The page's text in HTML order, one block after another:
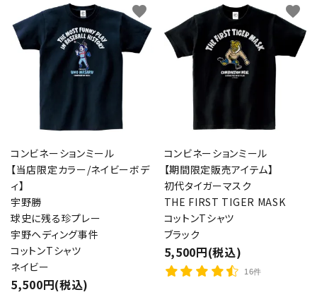
コンビネーションミール
【当店限定カラー/ネイビーボデ
ィ】
宇野勝
球史に残る珍プレー
宇野ヘディング事件
コットンTシャツ
ネイビー
5,500円(税込)
favorite
コンビネーションミール
【期間限定販売アイテム】
初代タイガーマスク
THE FIRST TIGER MASK
コットンTシャツ
ブラック
5,500円(税込)
16件
favorite